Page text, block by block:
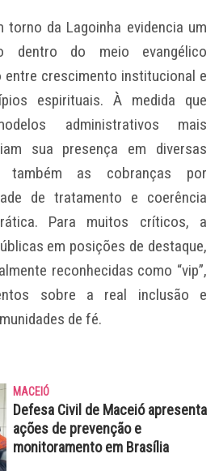
torno da Lagoinha evidencia um
dentro do meio evangélico
crescimento institucional e
espirituais. À medida que
administrativos mais
sua presença em diversas
também as cobranças por
de tratamento e coerência
Para muitos críticos, a
em posições de destaque,
reconhecidas como “vip”,
sobre a real inclusão e
de fé.
MACEIÓ
Defesa Civil de Maceió apresenta
ações de prevenção e
monitoramento em Brasília